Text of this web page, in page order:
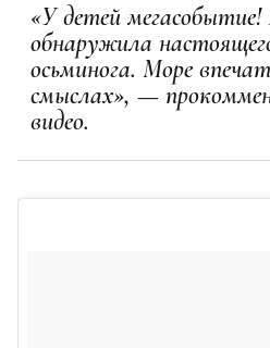
«У детей
обнаружила
осьминога. Море
смыслах», —
видео.